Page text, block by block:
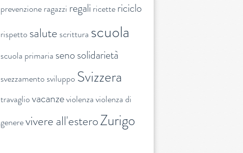
prevenzioneragazzi regali ricettericiclo
rispetto salute scrittura scuola
scuola primaria senosolidarietà
svezzamento sviluppo Svizzera
travaglio vacanzeviolenza violenza di
generevivere all'esteroZurigo